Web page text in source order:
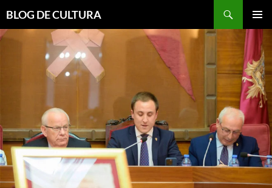
contenido
BLOG DE CULTURA
MENÚ